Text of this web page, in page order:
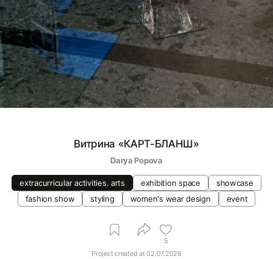
Витрина «КАРТ-БЛАНШ»
Darya Popova
extracurricular activities. arts exhibition space
showcase
fashion show
styling women's wear design event
5
Project created at02.07.2026